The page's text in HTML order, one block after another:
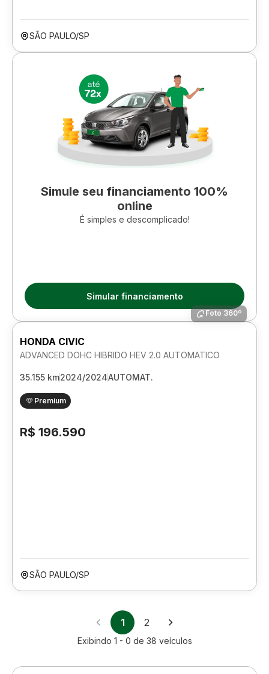
SÃO PAULO/SP
Simule seu financiamento 100%
online
É simples e descomplicado!
Simular financiamento
Foto 360º
HONDA CIVIC
ADVANCED DOHC HIBRIDO HEV 2.0 AUTOMATICO
35.155 km2024/2024AUTOMAT.
Premium
R$ 196.590
SÃO PAULO/SP
1 2
Exibindo 1 - 0 de 38 veículos